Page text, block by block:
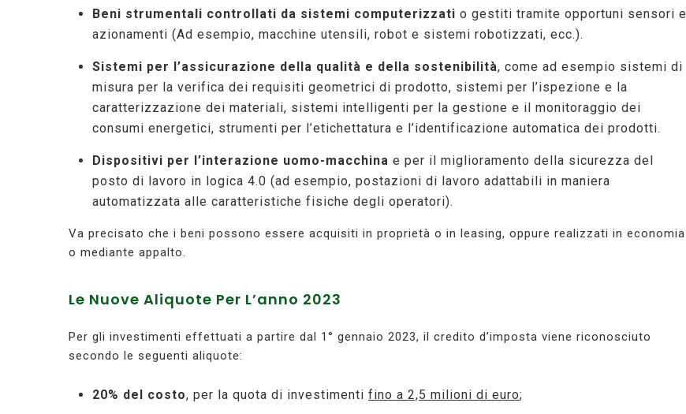
Beni strumentali controllati da sistemi computerizzati o gestiti tramite opportuni sensori e
azionamenti (Ad esempio, macchine utensili, robot e sistemi robotizzati, ecc.).
Sistemi per l’assicurazione della qualità e della sostenibilità, come ad esempio sistemi di
misura per la verifica dei requisiti geometrici di prodotto, sistemi per l’ispezione e la
caratterizzazione dei materiali, sistemi intelligenti per la gestione e il monitoraggio dei
consumi energetici, strumenti per l’etichettatura e l’identificazione automatica dei prodotti.
Dispositivi per l’interazione uomo-macchina e per il miglioramento della sicurezza del
posto di lavoro in logica 4.0 (ad esempio, postazioni di lavoro adattabili in maniera
automatizzata alle caratteristiche fisiche degli operatori).
Va precisato che i beni possono essere acquisiti in proprietà o in leasing, oppure realizzati in economia
o mediante appalto.
Le Nuove Aliquote Per L’anno 2023
Per gli investimenti effettuati a partire dal 1° gennaio 2023, il credito d’imposta viene riconosciuto
secondo le seguenti aliquote:
20% del costo, per la quota di investimenti fino a 2,5 milioni di euro;